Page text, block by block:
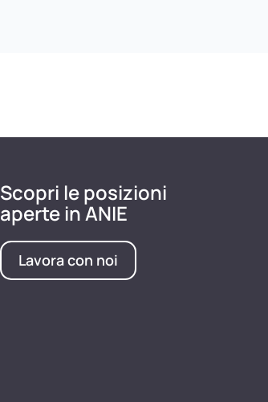
Scopri le posizioni
aperte in ANIE
Lavora con noi